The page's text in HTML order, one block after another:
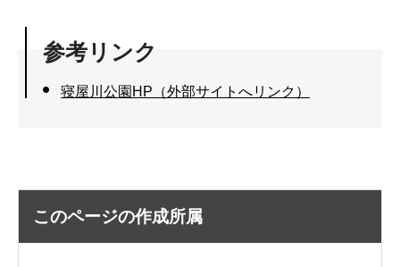
参考リンク
寝屋川公園HP（外部サイトへリンク）
このページの作成所属